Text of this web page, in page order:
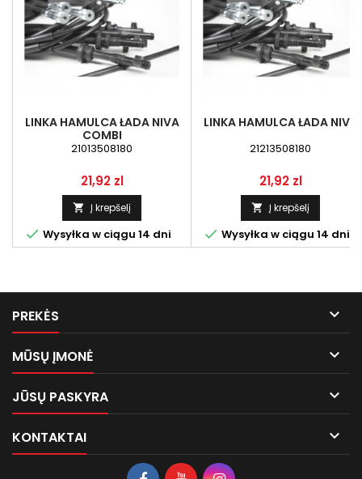
LINKA HAMULCA ŁADA NIVA
COMBI
21013508180
Kaina
21,92 zl
 Į krepšelį
 Wysyłka w ciągu 14 dni
LINKA HAMULCA ŁADA NIVA
21213508180
Kaina
21,92 zl
 Į krepšelį
 Wysyłka w ciągu 14 dni
PREKĖS 
MŪSŲ ĮMONĖ 
JŪSŲ PASKYRA 
KONTAKTAI 